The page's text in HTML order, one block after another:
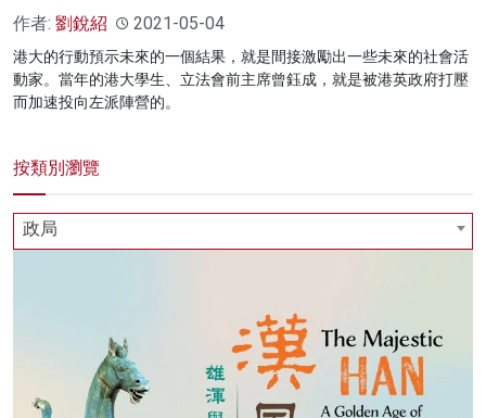
作者: 劉銳紹 2021-05-04
港大的行動預示未來的一個結果，就是間接激勵出一些未來的社會活
動家。當年的港大學生、立法會前主席曾鈺成，就是被港英政府打壓
而加速投向左派陣營的。
按類別瀏覽
政局